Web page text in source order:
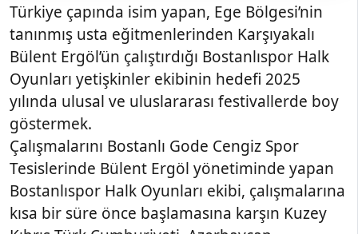
Türkiye çapında isim yapan, Ege Bölgesi’nin
tanınmış usta eğitmenlerinden Karşıyakalı
Bülent Ergöl’ün çalıştırdığı Bostanlıspor Halk
Oyunları yetişkinler ekibinin hedefi 2025
yılında ulusal ve uluslararası festivallerde boy
göstermek.
Çalışmalarını Bostanlı Gode Cengiz Spor
Tesislerinde Bülent Ergöl yönetiminde yapan
Bostanlıspor Halk Oyunları ekibi, çalışmalarına
kısa bir süre önce başlamasına karşın Kuzey